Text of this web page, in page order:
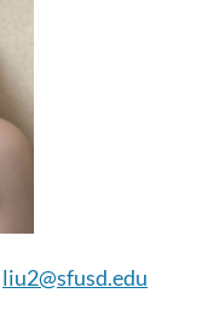
liu2@sfusd.edu